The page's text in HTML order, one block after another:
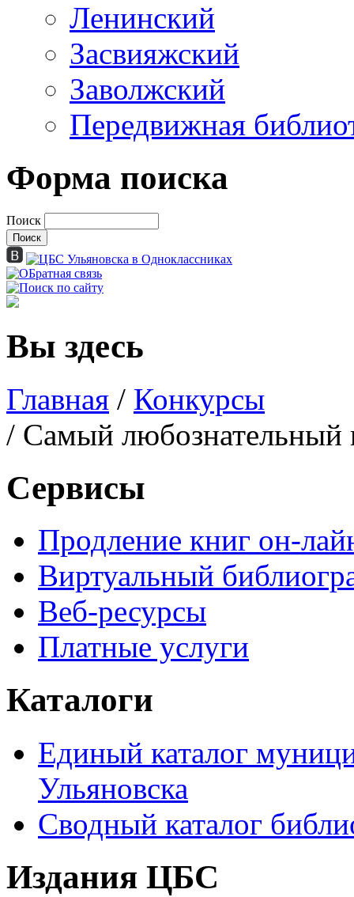
Ленинский
Засвияжский
Заволжский
Передвижная
Форма поиска
Поиск
Вы здесь
Главная / Конкурсы
/ Самый любознательный
Сервисы
Продление книг он-
Виртуальный
Веб-ресурсы
Платные услуги
Каталоги
Единый каталог
Ульяновска
Сводный каталог
Издания ЦБС